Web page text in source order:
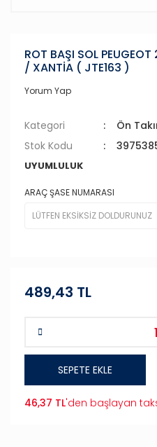
ROT BAŞI SOL
/ XANTİA ( JTE163 )
Yorum Yap
Kategori
Ön
Stok Kodu
UYUMLULUK
ARAÇ ŞASE NUMARASI
489,43 TL
SEPETE EKLE
46,37 TL'den başlayan